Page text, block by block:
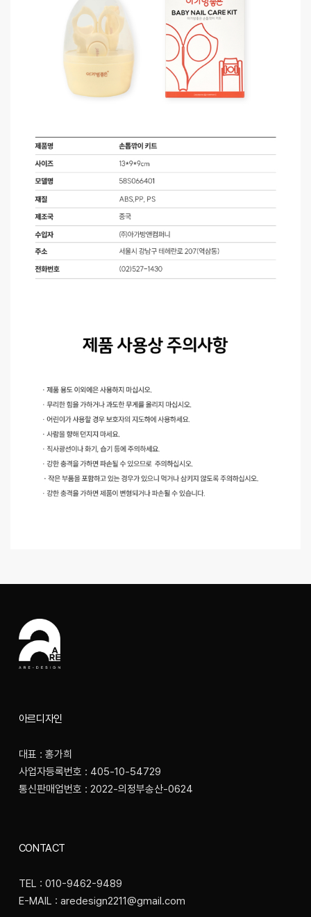
아르디자인
대표 : 홍가희
사업자등록번호 : 405-10-54729
통신판매업번호 : 2022-의정부송산-0624
CONTACT
TEL : 010-9462-9489
E-MAIL : aredesign2211@gmail.com